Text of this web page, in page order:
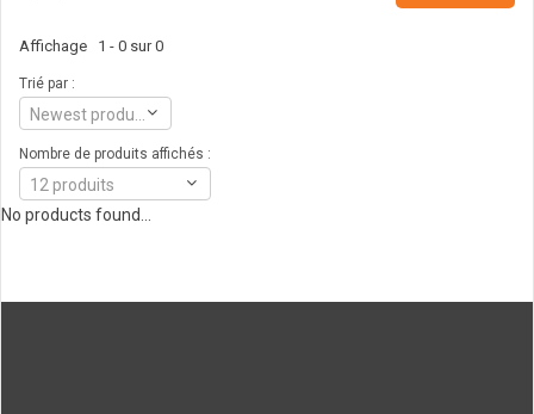
Affichage 1 - 0 sur 0
Trié par :
Nombre de produits affichés :
12 produits
No products found...